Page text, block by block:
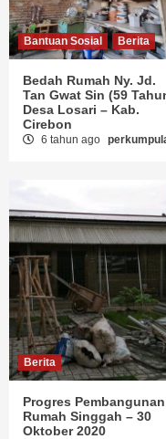
Bantuan Sosial Berita
Bedah Rumah Ny. Jd.
Tan Gwat Sin (59
Desa Losari – Kab.
Cirebon
6 tahun ago
Berita
Progres Pembangunan
Rumah Singgah – 30
Oktober 2020